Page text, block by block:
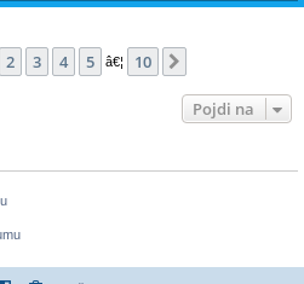
1od10
2 3 4 5 â€¦ 10
Pojdi na